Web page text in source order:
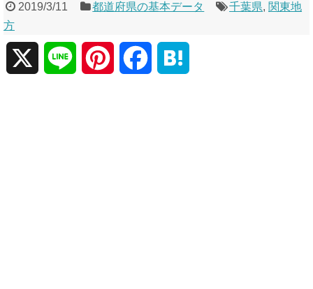
2019/3/11 都道府県の基本データ 千葉県, 関東地
方